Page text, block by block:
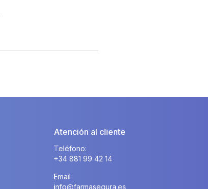
Atención al cliente
Teléfono:
+34 881 99 42 14
Email
info@farmasegura.es